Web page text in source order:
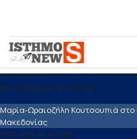
Ροή ειδήσεων σε τίτλους
Μαρία-Ωραιοζήλη Κουτσουπιά στο
Μακεδονίας
09 Αυγ05:44:40 PM